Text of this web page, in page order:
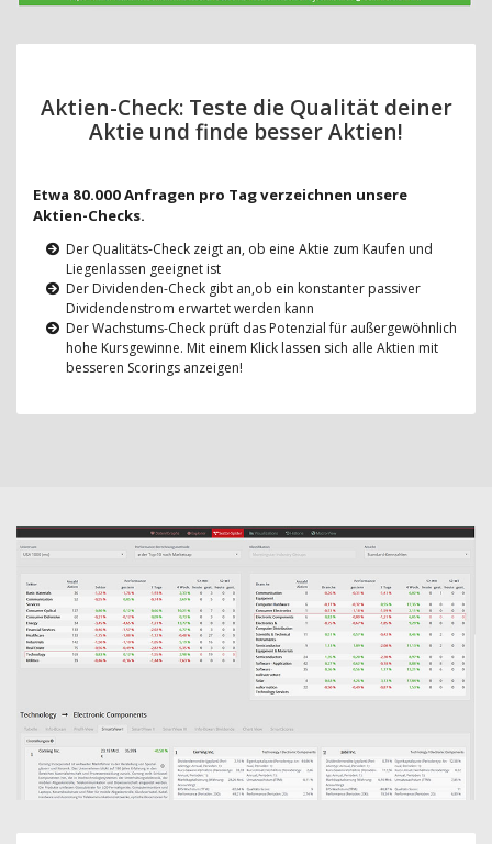
Aktien-Check: Teste die Qualität deiner
Aktie und finde besser Aktien!
Etwa 80.000 Anfragen pro Tag verzeichnen unsere
Aktien-Checks.
Der Qualitäts-Check zeigt an, ob eine Aktie zum Kaufen und
Liegenlassen geeignet ist
Der Dividenden-Check gibt an,ob ein konstanter passiver
Dividendenstrom erwartet werden kann
Der Wachstums-Check prüft das Potenzial für außergewöhnlich
hohe Kursgewinne. Mit einem Klick lassen sich alle Aktien mit
besseren Scorings anzeigen!